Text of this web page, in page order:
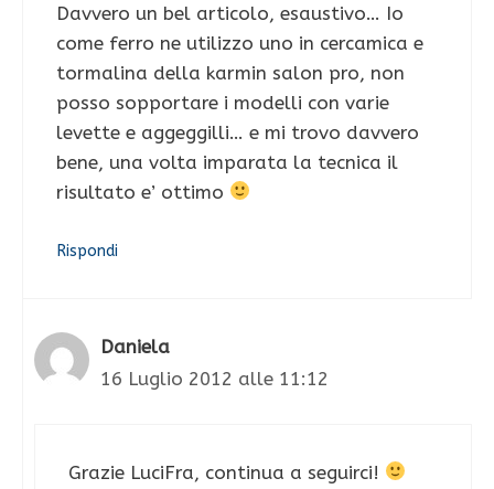
Davvero un bel articolo, esaustivo… Io
come ferro ne utilizzo uno in cercamica e
tormalina della karmin salon pro, non
posso sopportare i modelli con varie
levette e aggeggilli… e mi trovo davvero
bene, una volta imparata la tecnica il
risultato e’ ottimo
Rispondi
Daniela
16 Luglio 2012 alle 11:12
Grazie LuciFra, continua a seguirci!